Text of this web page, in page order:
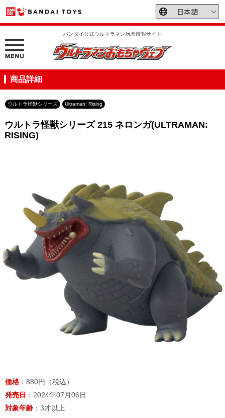
バンダイ公式ウルトラマン玩具情報サイト
商品詳細
ウルトラ怪獣シリーズ Ultraman: Rising
ウルトラ怪獣シリーズ 215 ネロンガ(ULTRAMAN:
RISING)
価格 ：880円（税込）
発売日 ：2024年07月06日
対象年齢 ：3才以上